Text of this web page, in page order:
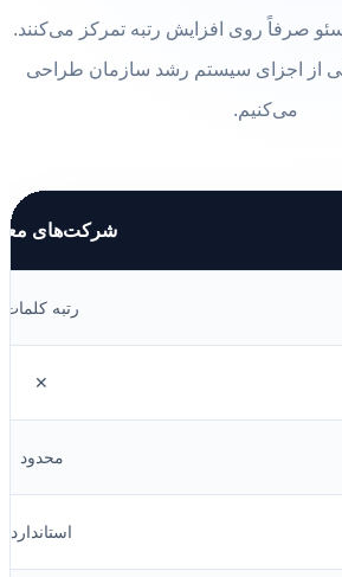
صرفاً روی افزایش رتبه تمرکز می‌کنند.
از اجزای سیستم رشد سازمان طراحی
می‌کنیم.
شرکت‌های
رتبه کلمات
✕
محدود
استاندارد